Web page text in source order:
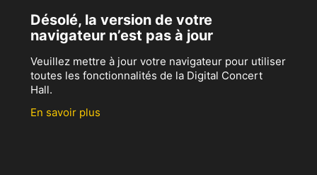
Désolé, la version de votre
navigateur n’est pas à jour
Veuillez mettre à jour votre navigateur pour utiliser
toutes les fonctionnalités de la Digital Concert
Hall.
En savoir plus